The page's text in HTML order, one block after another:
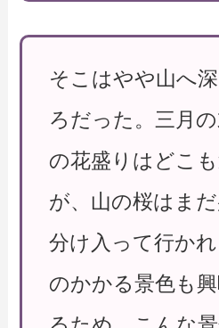
そこはやや山へ
ろだった。三月
の花盛りはどこ
が、山の桜はま
分け入って行か
のかかる景色も